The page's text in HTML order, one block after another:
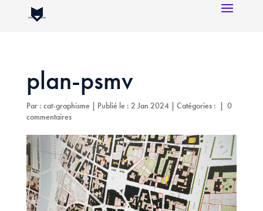
plan-psmv
Par : cat-graphisme | Publié le : 2 Jan 2024 | Catégories : | 0
commentaires